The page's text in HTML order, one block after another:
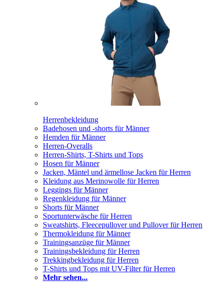
Herrenbekleidung
Badehosen und -shorts für Männer
Hemden für Männer
Herren-Overalls
Herren-Shirts, T-Shirts und Tops
Hosen für Männer
Jacken, Mäntel und ärmellose Jacken für Herren
Kleidung aus Merinowolle für Herren
Leggings für Männer
Regenkleidung für Männer
Shorts für Männer
Sportunterwäsche für Herren
Sweatshirts, Fleecepullover und Pullover für Herren
Thermokleidung für Männer
Trainingsanzüge für Männer
Trainingsbekleidung für Herren
Trekkingbekleidung für Herren
T-Shirts und Tops mit UV-Filter für Herren
Mehr sehen...